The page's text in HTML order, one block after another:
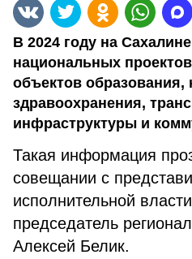
В 2024 году на
национальных
объектов образования,
здравоохранения,
инфраструктуры и
Такая информация
совещании с
исполнительной
председатель
Алексей Белик.